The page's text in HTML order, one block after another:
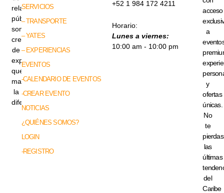
relaciones
públicas,
somos
creadores
de
experiencias
que
marcan
la
diferencia.
SERVICIOS
– TRANSPORTE
– YATES
– EXPERIENCIAS
EVENTOS
-CALENDARIO DE EVENTOS
-CREAR EVENTO
NOTICIAS
¿QUIÉNES SOMOS?
LOGIN
-REGISTRO
+52 1 984 172 4211
Horario:
Lunes a viernes:
10:00 am - 10:00 pm
acceso
a
y
ofertas
únicas.
No
te
pierdas
las
últimas
del
Caribe